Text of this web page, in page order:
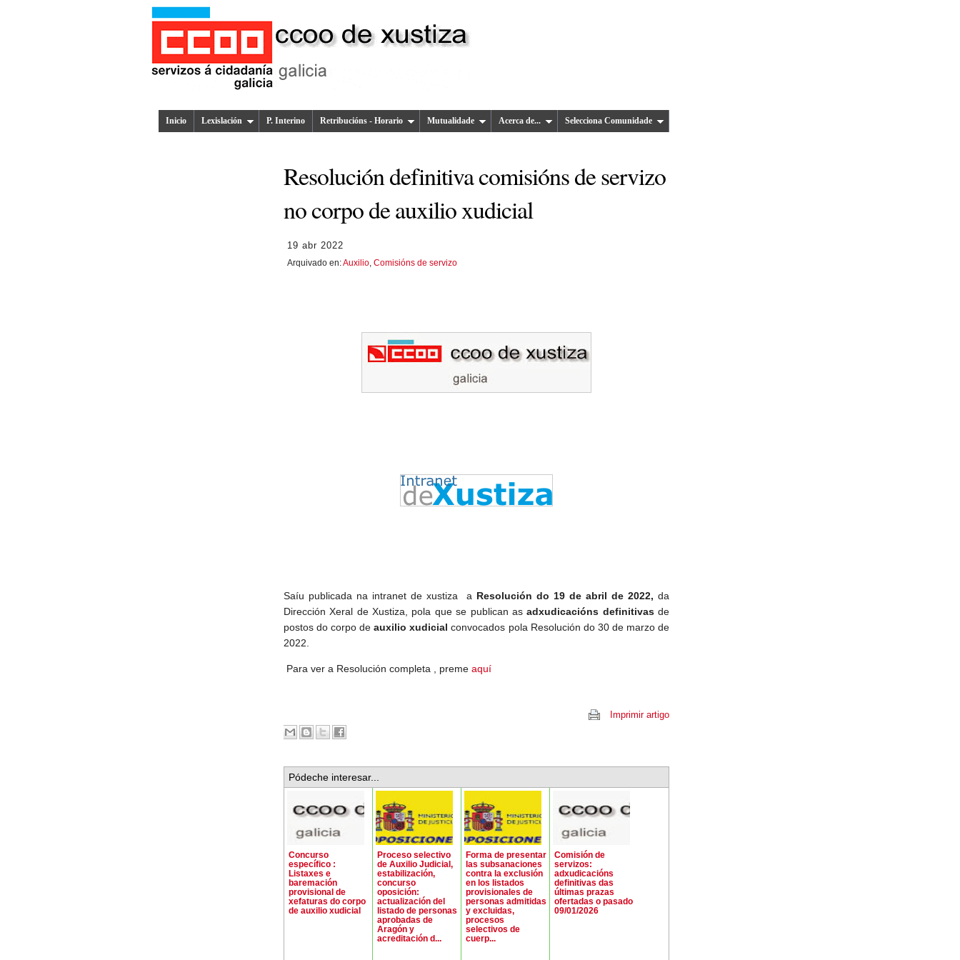
Inicio Lexislación P. Interino Retribucións - Horario Mutualidade Acerca de... Selecciona Comunidade
Resolución definitiva comisións de servizo
no corpo de auxilio xudicial
19 abr 2022
Arquivado en:Auxilio Comisións de servizo
Saíu publicada na intranet de xustiza a Resolución do 19 de abril de 2022, da
Dirección Xeral de Xustiza, pola que se publican asadxudicacións definitivasde
postos do corpo deauxilio xudicial convocados pola Resolución do 30 de marzo de
2022.
Para ver a Resolución completa , preme aquí
Imprimir artigo
Pódeche interesar...
Concurso
específico :
Listaxes e
baremación
provisional de
xefaturas do corpo
de auxilio xudicial
Proceso selectivo
de Auxilio Judicial,
estabilización,
concurso
oposición:
actualización del
listado de personas
aprobadas de
Aragón y
acreditación d...
Forma de presentar
las subsanaciones
contra la exclusión
en los listados
provisionales de
personas admitidas
y excluidas,
procesos
selectivos de
cuerp...
Comisión de
servizos:
adxudicacións
definitivas das
últimas prazas
ofertadas o pasado
09/01/2026